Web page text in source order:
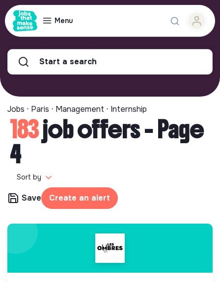
Menu
Start a search
Jobs ⋅ Paris ⋅ Management ⋅ Internship
183job offers - Page
4
Sort by
Save Create an alert